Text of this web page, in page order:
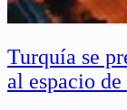
Turquía se
al espacio